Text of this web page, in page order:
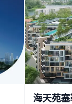
海天苑